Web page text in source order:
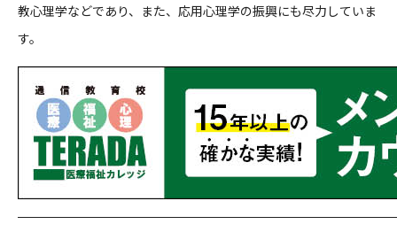
教心理学などであり、また、応用心理学の振興にも尽力していま
す。